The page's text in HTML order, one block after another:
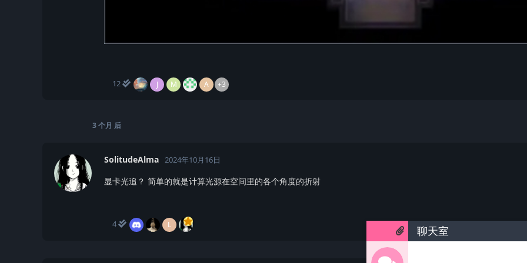
12
J M A +3
3 个月 后
SolitudeAlma 2024年10月16日
显卡光追？ 简单的就是计算光源在空间里的各个角度的折射
4
L 聊天室